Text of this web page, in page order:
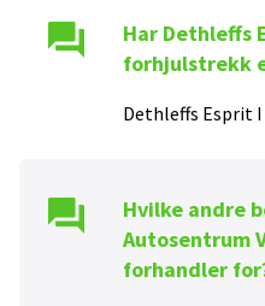
Har Dethleffs
forhjulstrekk
Dethleffs Esprit I
Hvilke andre
Autosentrum
forhandler